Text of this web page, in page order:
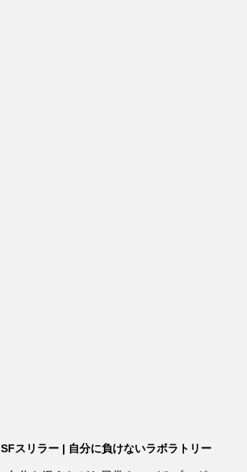
SFスリラー | 自分に負けないラボラトリー